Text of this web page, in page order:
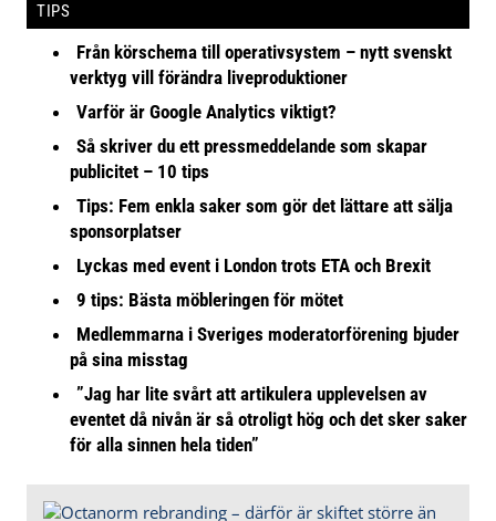
TIPS
Från körschema till operativsystem – nytt svenskt
verktyg vill förändra liveproduktioner
Varför är Google Analytics viktigt?
Så skriver du ett pressmeddelande som skapar
publicitet – 10 tips
Tips: Fem enkla saker som gör det lättare att sälja
sponsorplatser
Lyckas med event i London trots ETA och Brexit
9 tips: Bästa möbleringen för mötet
Medlemmarna i Sveriges moderatorförening bjuder
på sina misstag
”Jag har lite svårt att artikulera upplevelsen av
eventet då nivån är så otroligt hög och det sker saker
för alla sinnen hela tiden”